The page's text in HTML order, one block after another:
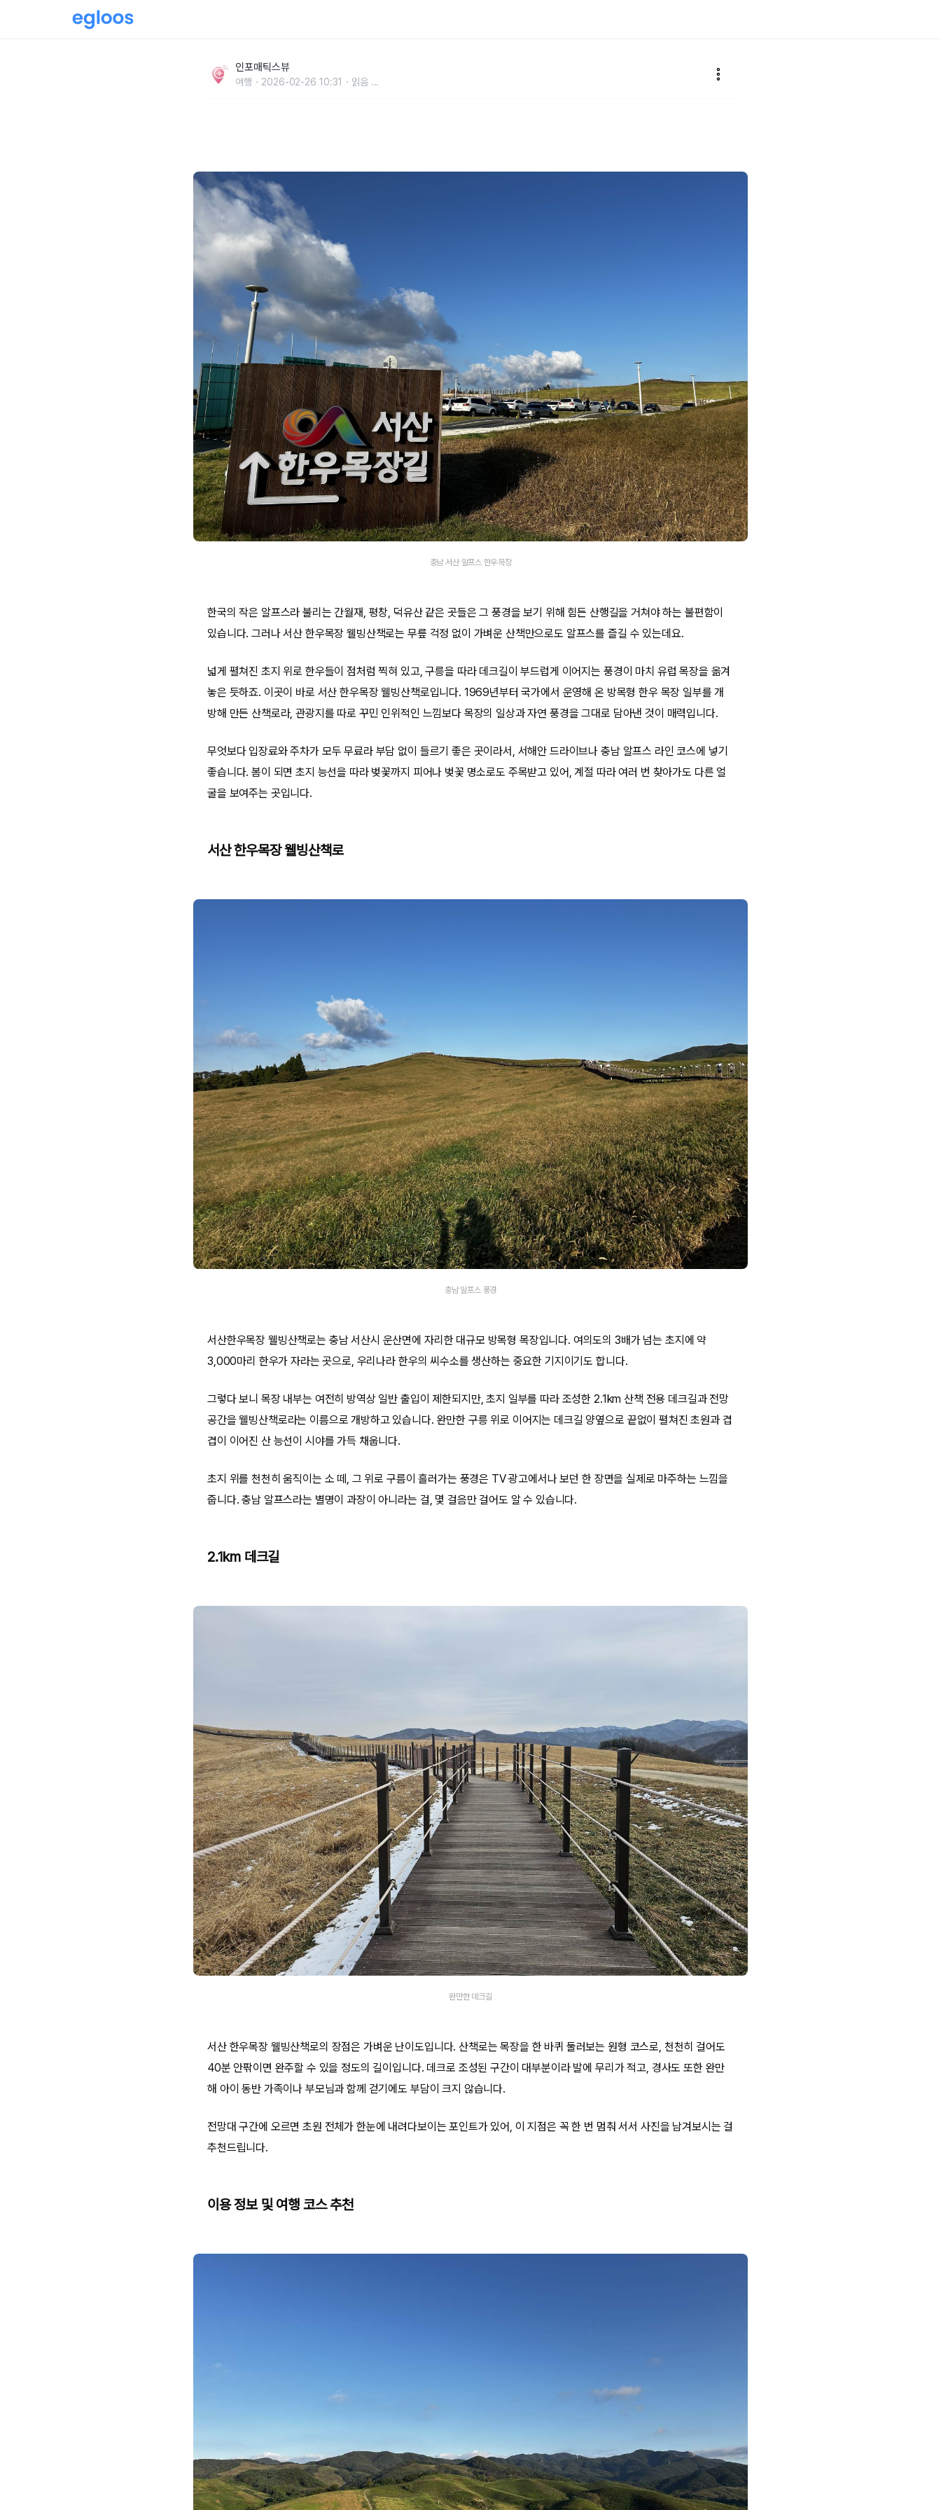
인포매틱스뷰
여행 2026-02-26 10:31 읽음 ...
충남 서산 알프스 한우목장
한국의 작은 알프스라 불리는 간월재, 평창, 덕유산 같은 곳들은 그 풍경을 보기 위해 힘든 산행길을 거쳐야 하는 불편함이
있습니다. 그러나 서산 한우목장 웰빙산책로는 무릎 걱정 없이 가벼운 산책만으로도 알프스를 즐길 수 있는데요.
넓게 펼쳐진 초지 위로 한우들이 점처럼 찍혀 있고, 구릉을 따라 데크길이 부드럽게 이어지는 풍경이 마치 유럽 목장을 옮겨
놓은 듯하죠. 이곳이 바로 서산 한우목장 웰빙산책로입니다. 1969년부터 국가에서 운영해 온 방목형 한우 목장 일부를 개
방해 만든 산책로라, 관광지를 따로 꾸민 인위적인 느낌보다 목장의 일상과 자연 풍경을 그대로 담아낸 것이 매력입니다.
무엇보다 입장료와 주차가 모두 무료라 부담 없이 들르기 좋은 곳이라서, 서해안 드라이브나 충남 알프스 라인 코스에 넣기
좋습니다. 봄이 되면 초지 능선을 따라 벚꽃까지 피어나 벚꽃 명소로도 주목받고 있어, 계절 따라 여러 번 찾아가도 다른 얼
굴을 보여주는 곳입니다.
서산 한우목장 웰빙산책로
충남 알프스 풍경
서산한우목장 웰빙산책로는 충남 서산시 운산면에 자리한 대규모 방목형 목장입니다. 여의도의 3배가 넘는 초지에 약
3,000마리 한우가 자라는 곳으로, 우리나라 한우의 씨수소를 생산하는 중요한 기지이기도 합니다.
그렇다 보니 목장 내부는 여전히 방역상 일반 출입이 제한되지만, 초지 일부를 따라 조성한 2.1km 산책 전용 데크길과 전망
공간을 웰빙산책로라는 이름으로 개방하고 있습니다. 완만한 구릉 위로 이어지는 데크길 양옆으로 끝없이 펼쳐진 초원과 겹
겹이 이어진 산 능선이 시야를 가득 채웁니다.
초지 위를 천천히 움직이는 소 떼, 그 위로 구름이 흘러가는 풍경은 TV 광고에서나 보던 한 장면을 실제로 마주하는 느낌을
줍니다. 충남 알프스라는 별명이 과장이 아니라는 걸, 몇 걸음만 걸어도 알 수 있습니다.
2.1km 데크길
완만한 데크길
서산 한우목장 웰빙산책로의 장점은 가벼운 난이도입니다. 산책로는 목장을 한 바퀴 둘러보는 원형 코스로, 천천히 걸어도
40분 안팎이면 완주할 수 있을 정도의 길이입니다. 데크로 조성된 구간이 대부분이라 발에 무리가 적고, 경사도 또한 완만
해 아이 동반 가족이나 부모님과 함께 걷기에도 부담이 크지 않습니다.
전망대 구간에 오르면 초원 전체가 한눈에 내려다보이는 포인트가 있어, 이 지점은 꼭 한 번 멈춰 서서 사진을 남겨보시는 걸
추천드립니다.
이용 정보 및 여행 코스 추천